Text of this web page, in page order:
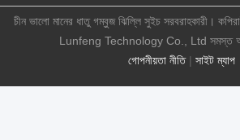
গোপনীয়তা নীতি| সাইট ম্যাপ
চীন ভালো মানের ধাতু গম্বুজ ঝিল্লি সুইচ সরবরাহকারী।
Lunfeng Technology Co., Ltd সমস্ত